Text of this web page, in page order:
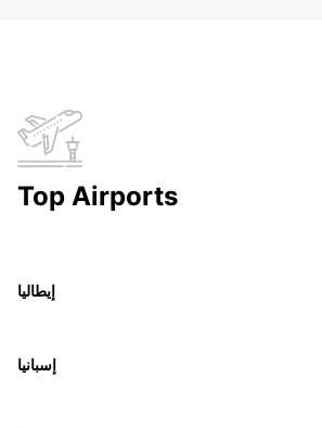
Top Airports
إيطاليا
إسبانيا